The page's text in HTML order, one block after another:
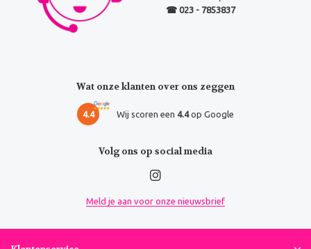
☎ 023 - 7853837
Wat onze klanten over ons zeggen
4.4 Wij scoren een 4.4op Google
Volg ons op social media
Meld je aan voor onze nieuwsbrief